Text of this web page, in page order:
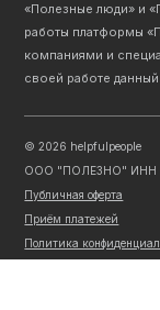
«Полезные люди» и
работы платформы
компаниями и
своей работе
©2026 helpfulpeople
ООО "ПОЛЕЗНО" ИНН
Публичная оферта
Приём платежей
Политика